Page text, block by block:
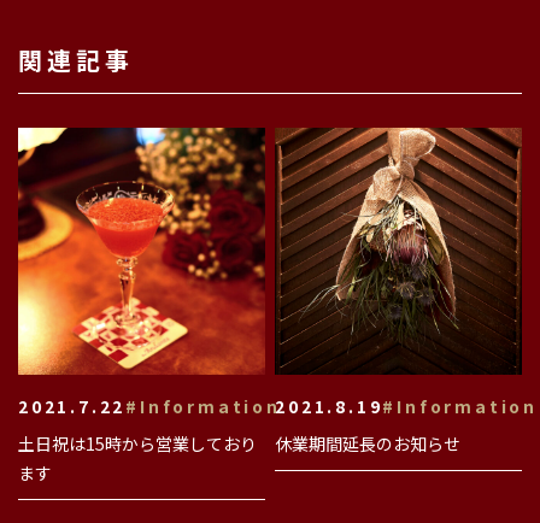
関連記事
2021.7.22 #Information
土日祝は15時から営業しており
ます
2021.8.19#Information
休業期間延長のお知らせ